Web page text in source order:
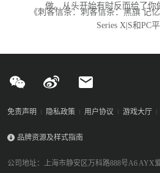
做。从头开始有时反而给了你
《刺客信条：刺客信条：黑旗 记
Series X|S和PC平
免责声明 隐私政策 用户协议 游戏大厅
品牌资源及样式指南
公司地址：上海市静安区万科路888号A6 AYX